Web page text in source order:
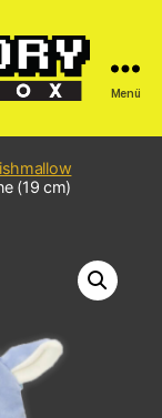
Menü
(19 cm)